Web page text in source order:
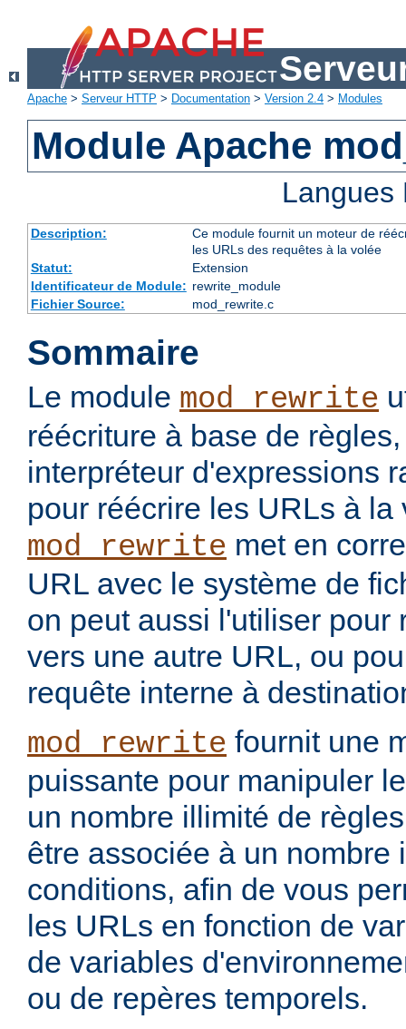
Apache > Serveur HTTP > Documentation > Version 2.4 > Modules
Module Apache
Description:
Ce module fournit un moteur de
les URLs des requêtes à la volée
Statut:
Extension
Identificateur de Module: rewrite_module
Fichier Source:
mod_rewrite.c
Sommaire
Le module mod_rewrite
réécriture à base de
interpréteur d'expressions
pour réécrire les URLs à la
mod_rewrite met en
URL avec le système de
on peut aussi l'utiliser pour
vers une autre URL, ou
requête interne à
mod_rewrite fournit une
puissante pour manipuler
un nombre illimité de
être associée à un nombre
conditions, afin de vous
les URLs en fonction de
de variables
ou de repères temporels.